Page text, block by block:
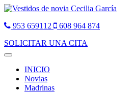
953 659112
608 964 874
SOLICITAR UNA CITA
Toggle
navigationINICIO
Novias
Madrinas